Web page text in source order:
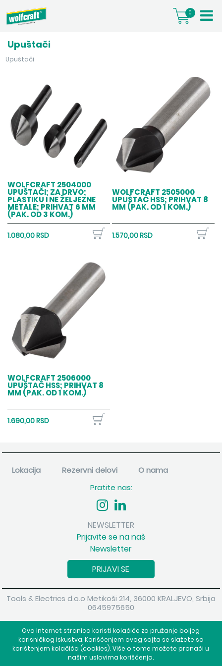
Ova Internet stranica koristi kolačiće za pružanje boljeg
korisničkog iskustva. Korišćenjem ovog sajta se slažete sa
korištenjem kolačića (cookies). Više o tome možete pronaći u
našim uslovima korišćenja.
0
Upuštači
Upuštači
WOLFCRAFT 2504000
UPUŠTAČI; ZA DRVO;
PLASTIKU I NE ŽELJEZNE
METALE; PRIHVAT 6 MM
(PAK. OD 3 KOM.)
1.080,00 RSD
WOLFCRAFT 2505000
UPUŠTAČ HSS; PRIHVAT 8
MM (PAK. OD 1 KOM.)
1.570,00 RSD
WOLFCRAFT 2506000
UPUŠTAČ HSS; PRIHVAT 8
MM (PAK. OD 1 KOM.)
1.690,00 RSD
Lokacija Rezervni delovi
O nama
Pratite nas:
NEWSLETTER
Prijavite se na naš
Newsletter
PRIJAVI SE
Tools & Electrics d.o.o Metikoši 214, 36000 KRALJEVO, Srbija
0645975650
Powered byshopen.com